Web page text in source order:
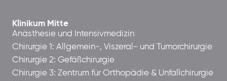
Klinikum Mitte
Anästhesie und Intensivmedizin
Chirurgie 1: Allgemein-, Viszeral- und Tumorchirurgie
Chirurgie 2: Gefäßchirurgie
Chirurgie 3: Zentrum für Orthopädie & Unfallchirurgie